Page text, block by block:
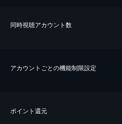
同時視聴アカウント数
アカウントごとの機能制限設定
ポイント還元